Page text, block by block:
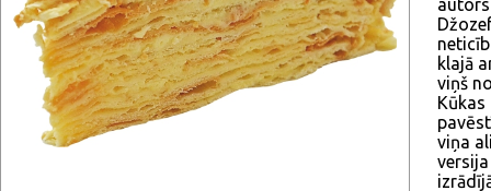
klajā
viņš
Kūkas
viņa